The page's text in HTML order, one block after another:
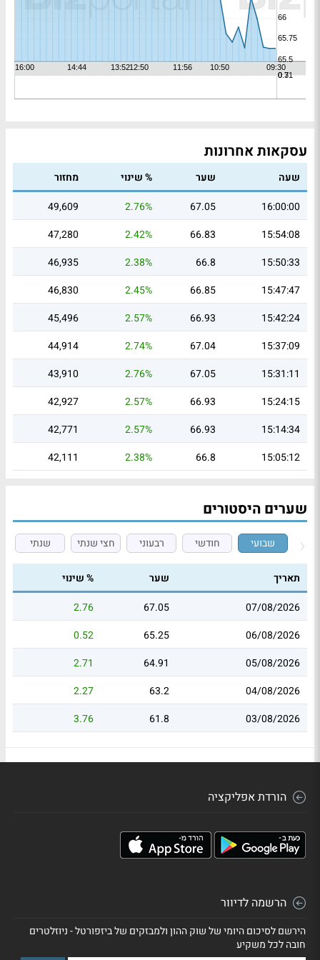
עסקאות אחרונות
שעה שער % שינוי
מחזור
16:00:00
67.05
2.76%
49,609
15:54:08
66.83
2.42%
47,280
15:50:33
66.8
2.38%
46,935
15:47:47
66.85
2.45%
46,830
15:42:24
66.93
2.57%
45,496
15:37:09
67.04
2.74%
44,914
15:31:11
67.05
2.76%
43,910
15:24:15
66.93
2.57%
42,927
15:14:34
66.93
2.57%
42,771
15:05:12
66.8
2.38%
42,111
שערים היסטורים
שבועי חודשי רבעוני חצי שנתי שנתי
תאריך שער
% שינוי
07/08/2026
67.05
2.76
06/08/2026
65.25
0.52
05/08/2026
64.91
2.71
04/08/2026
63.2
2.27
03/08/2026
61.8
3.76
הורדת אפליקציה
הרשמה לדיוור
הירשם לסיכום היומי של שוק ההון ולמבזקים של ביזפורטל - ניוזלטרים
חובה לכל משקיע